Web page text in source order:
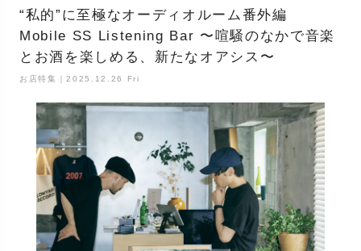
“私的”に至極なオーディオルーム番外編
Mobile SS Listening Bar 〜喧騒のなかで音楽
とお酒を楽しめる、新たなオアシス〜
お店特集｜2025.12.26 Fri